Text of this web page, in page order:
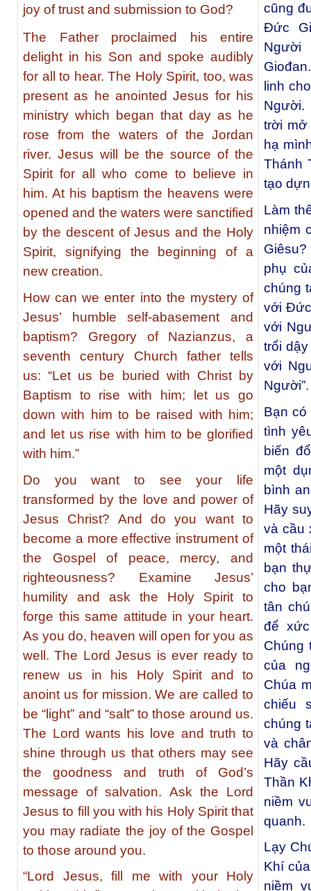
joy of trust and submission to God?
The Father proclaimed his entire
delight in his Son and spoke audibly
for all to hear. The Holy Spirit, too, was
present as he anointed Jesus for his
ministry which began that day as he
rose from the waters of the Jordan
river. Jesus will be the source of the
Spirit for all who come to believe in
him. At his baptism the heavens were
opened and the waters were sanctified
by the descent of Jesus and the Holy
Spirit, signifying the beginning of a
new creation.
How can we enter into the mystery of
Jesus’ humble self-abasement and
baptism? Gregory of Nazianzus, a
seventh century Church father tells
us: “Let us be buried with Christ by
Baptism to rise with him; let us go
down with him to be raised with him;
and let us rise with him to be glorified
with him.”
Do you want to see your life
transformed by the love and power of
Jesus Christ? And do you want to
become a more effective instrument of
the Gospel of peace, mercy, and
righteousness? Examine Jesus’
humility and ask the Holy Spirit to
forge this same attitude in your heart.
As you do, heaven will open for you as
well. The Lord Jesus is ever ready to
renew us in his Holy Spirit and to
anoint us for mission. We are called to
be “light” and “salt” to those around us.
The Lord wants his love and truth to
shine through us that others may see
the goodness and truth of God’s
message of salvation. Ask the Lord
Jesus to fill you with his Holy Spirit that
you may radiate the joy of the Gospel
to those around you.
“Lord Jesus, fill me with your Holy
cũng
Đức
Người
linh
Người.
trời
hạ
Thánh
tạo
Làm
nhiệm
phụ
chúng
với
với
trổi
với
Người”.
Bạn có
tình
biến
một
bình
Hãy
và cầu
một
bạn
cho
tân
để
Chúng
của
Chúa
chiếu
chúng
và
Hãy
Thần
niềm
quanh.
Lạy
Khí
niềm